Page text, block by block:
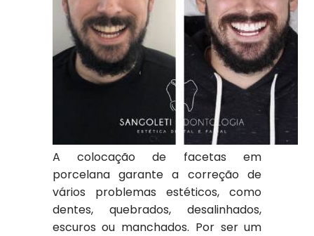
A colocação de facetas em
porcelana garante a correção de
vários problemas estéticos, como
dentes, quebrados, desalinhados,
escuros ou manchados. Por ser um